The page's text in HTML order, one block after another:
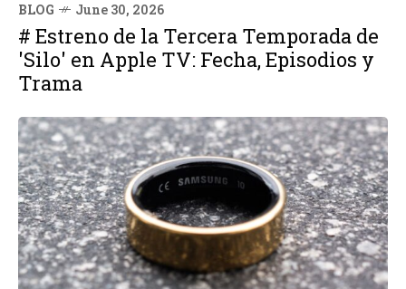
BLOG June 30, 2026
# Estreno de la Tercera Temporada de
'Silo' en Apple TV: Fecha, Episodios y
Trama